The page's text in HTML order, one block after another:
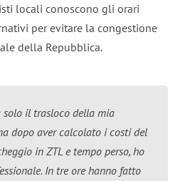
locali conoscono gli orari
per evitare la congestione
della Repubblica.
solo il trasloco della mia
dopo aver calcolato i costi del
in ZTL e tempo perso, ho
In tre ore hanno fatto